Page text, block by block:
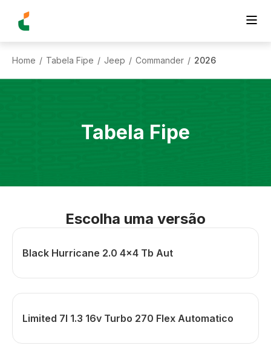
Home / Tabela Fipe / Jeep / Commander / 2026
Tabela Fipe
Escolha uma versão
Black Hurricane 2.0 4x4 Tb Aut
Limited 7l 1.3 16v Turbo 270 Flex Automatico